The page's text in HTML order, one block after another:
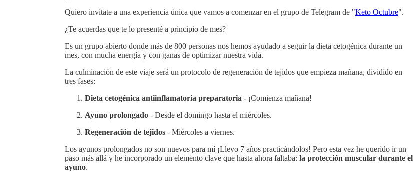
Quiero invítate a una experiencia única que vamos a comenzar en el grupo de Telegram de "Keto Octubre".
¿Te acuerdas que te lo presenté a principio de mes?
Es un grupo abierto donde más de 800 personas nos hemos ayudado a seguir la dieta cetogénica durante un
mes, con mucha energía y con ganas de optimizar nuestra vida.
La culminación de este viaje será un protocolo de regeneración de tejidos que empieza mañana, dividido en
tres fases:
Dieta cetogénica antiinflamatoria preparatoria - ¡Comienza mañana!
Ayuno prolongado - Desde el domingo hasta el miércoles.
Regeneración de tejidos - Miércoles a viernes.
Los ayunos prolongados no son nuevos para mí ¡Llevo 7 años practicándolos! Pero esta vez he querido ir un
paso más allá y he incorporado un elemento clave que hasta ahora faltaba: la protección muscular durante el
ayuno.